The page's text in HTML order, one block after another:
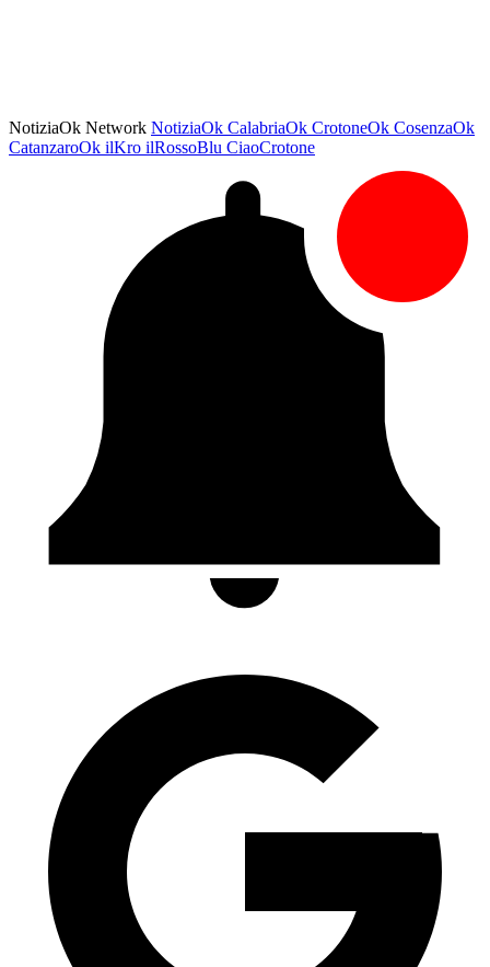
NotiziaOk Network NotiziaOk CalabriaOk CrotoneOk CosenzaOk
CatanzaroOk ilKro ilRossoBlu CiaoCrotone